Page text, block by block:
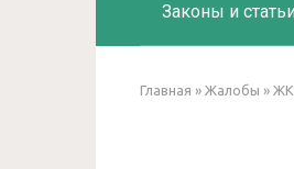
Законы и
Главная » Жалобы »